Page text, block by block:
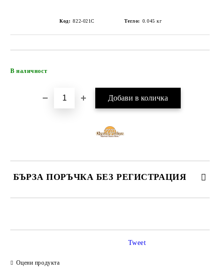
Код: 822-021C Тегло: 0.045 кг
В наличност
БЪРЗА ПОРЪЧКА БЕЗ РЕГИСТРАЦИЯ
Оцени продукта
Tweet